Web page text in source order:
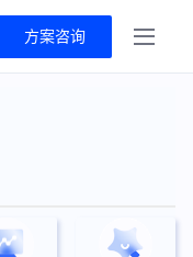
方案咨询